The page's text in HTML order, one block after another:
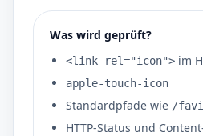
Was wird geprüft?
<link rel="icon"> im
apple-touch-icon
Standardpfade wie /
HTTP-Status und